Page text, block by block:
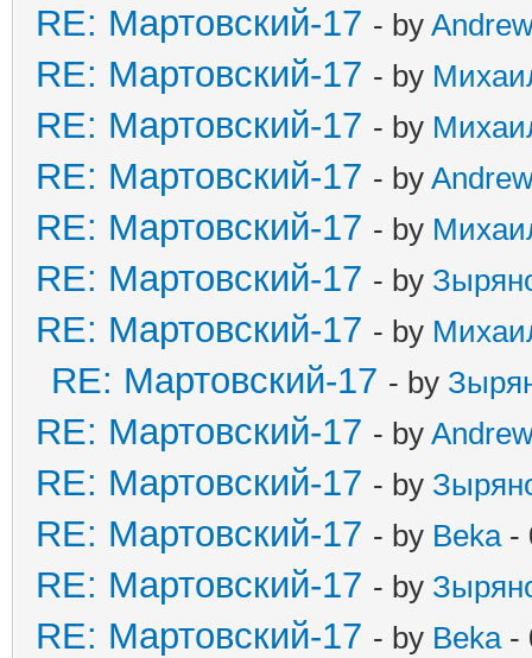
RE: Мартовский-17 - by
RE: Мартовский-17 - by
RE: Мартовский-17 - by
RE: Мартовский-17 - by
RE: Мартовский-17 - by
RE: Мартовский-17 - by
RE: Мартовский-17 - by
RE: Мартовский-17 - by
RE: Мартовский-17 - by
RE: Мартовский-17 - by
RE: Мартовский-17 - by Beka-
RE: Мартовский-17 - by
RE: Мартовский-17 - by Beka-